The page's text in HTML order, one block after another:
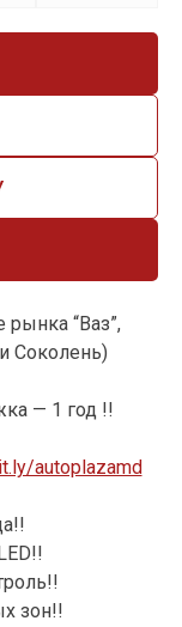
“Ваз”,
Соколень)
— 1 год !!
autoplazamd
зон!!